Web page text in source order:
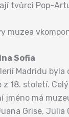
tvůrci Pop-
muzea
Sofia
Madridu byla
18. století.
jméno má
Grise,